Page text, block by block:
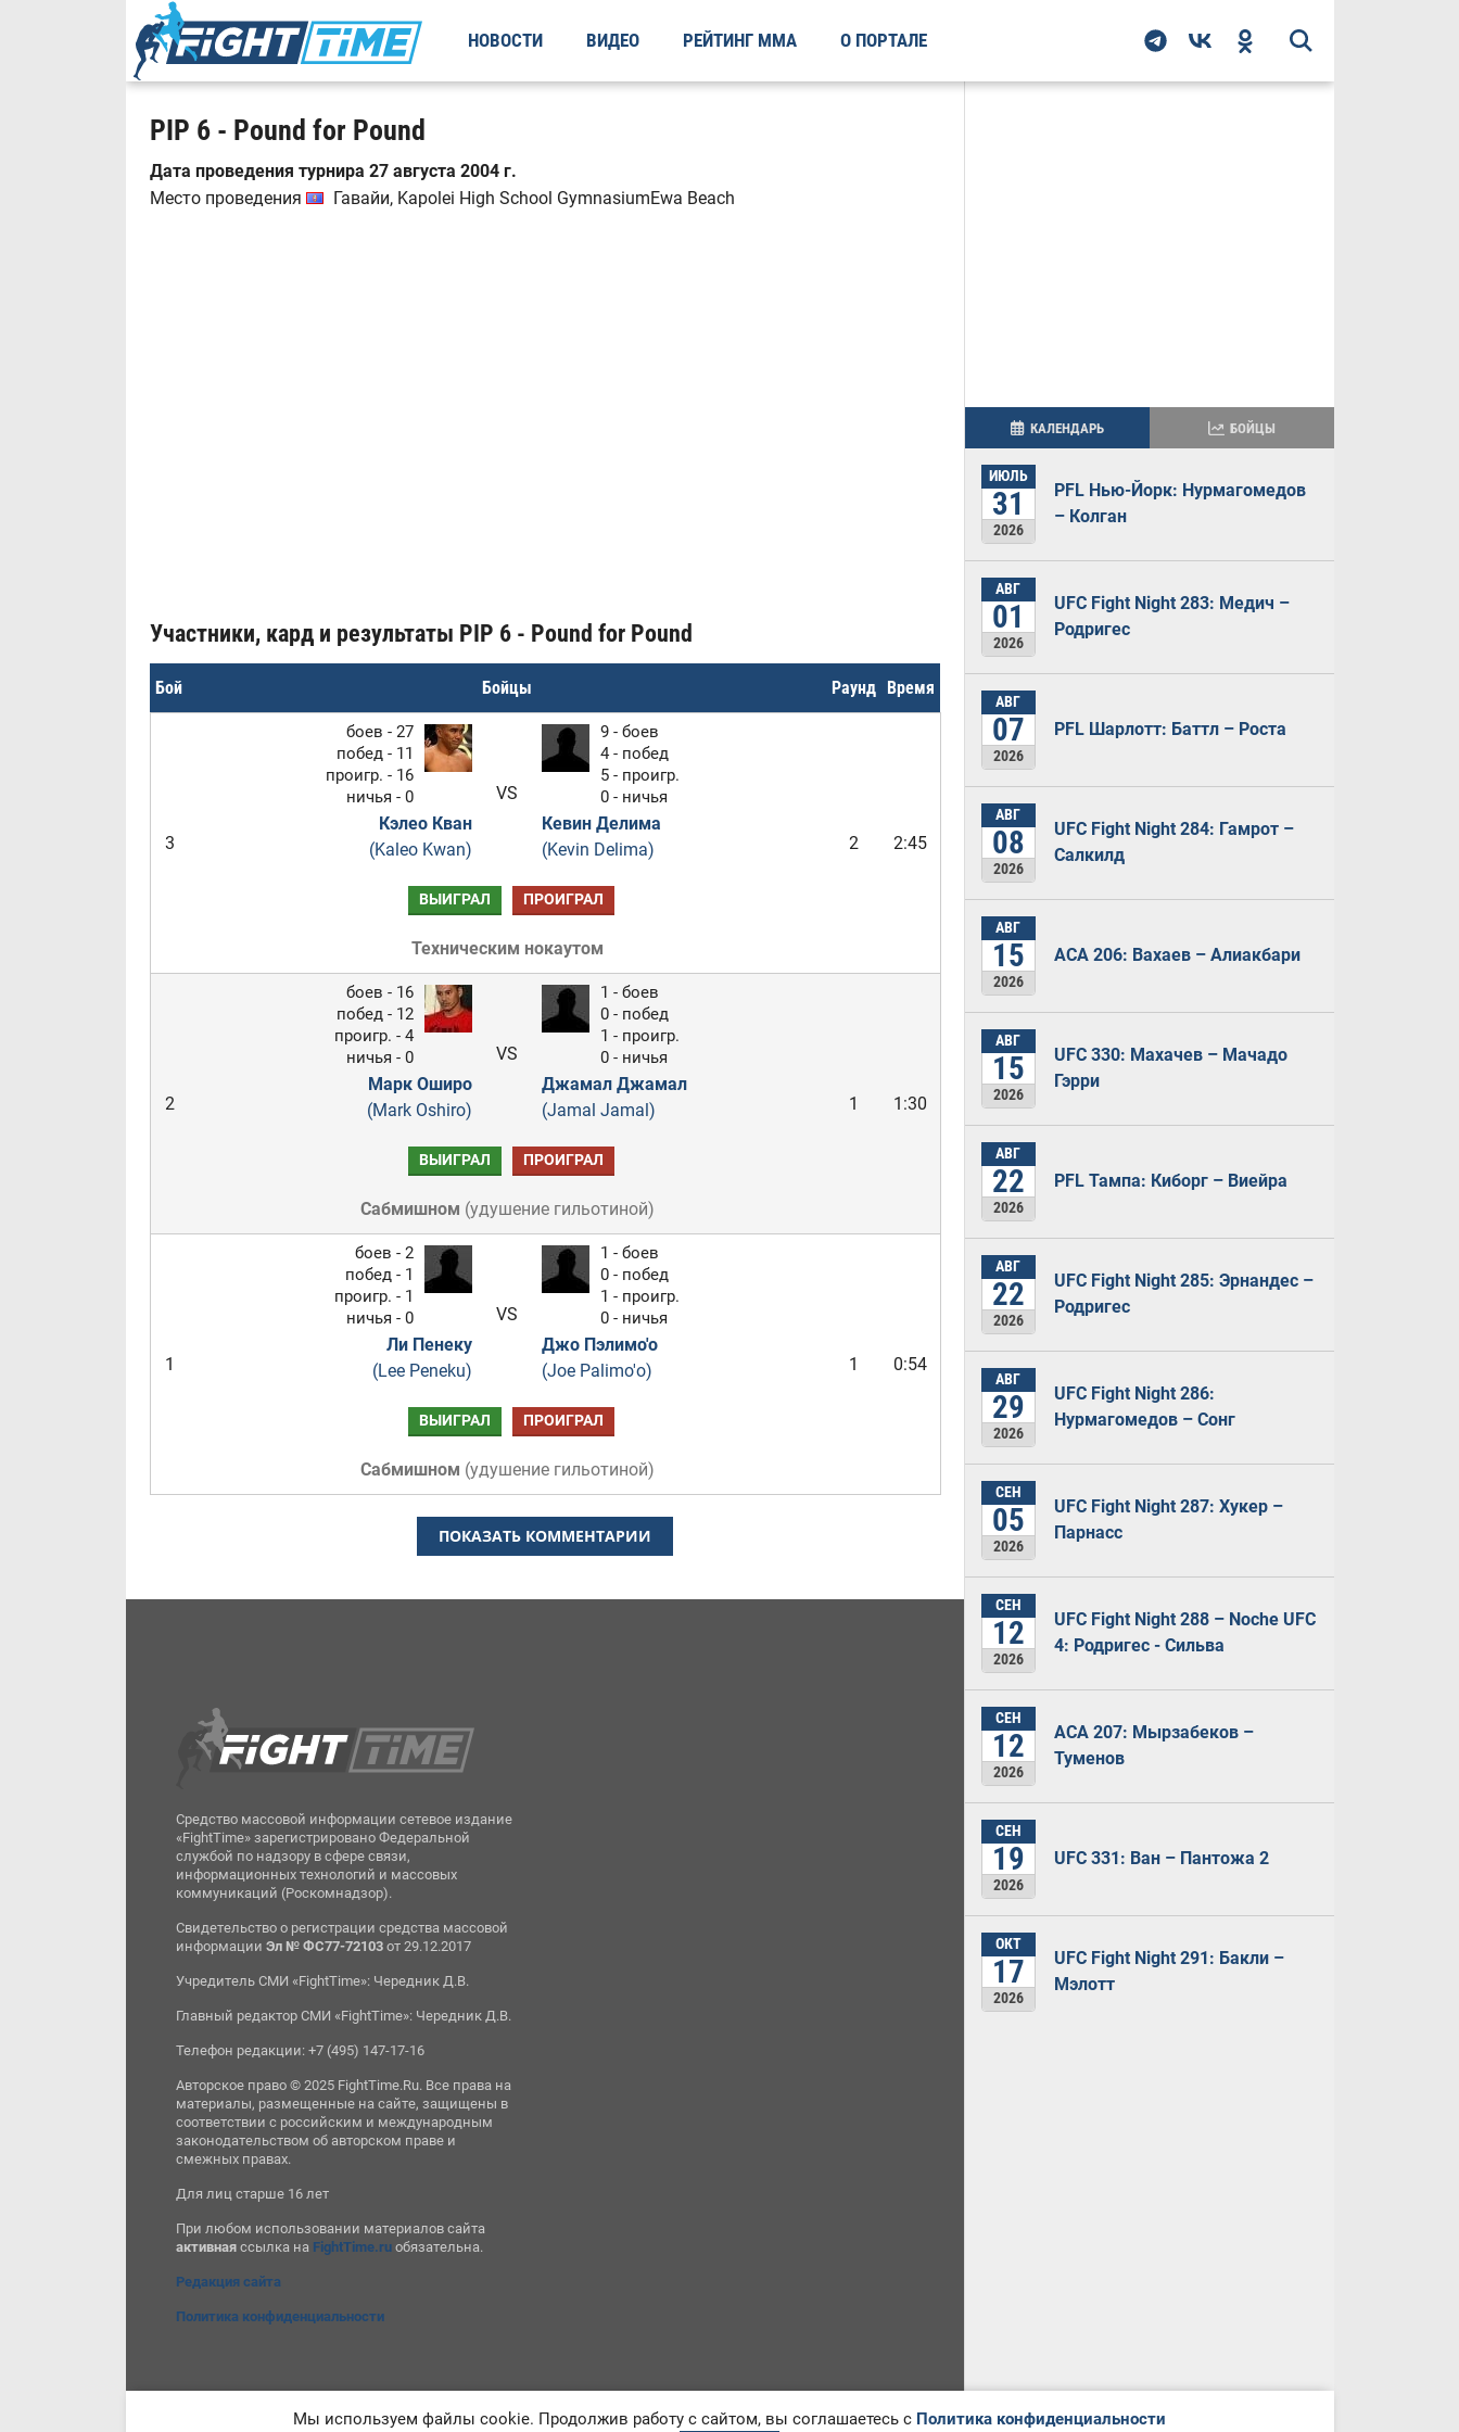
НОВОСТИ ВИДЕО РЕЙТИНГ ММА О ПОРТАЛЕ
PIP 6 - Pound for Pound
Дата проведения турнира 27 августа 2004 г.
Место проведения
Гавайи, Kapolei High School GymnasiumEwa Beach
Участники, кард и результаты PIP 6 - Pound for Pound
Бой Бойцы Раунд Время
3
боев - 27
побед - 11
проигр. - 16
ничья - 0
Кэлео Кван
(Kaleo Kwan)
VS
9 - боев
4 - побед
5 - проигр.
0 - ничья
Кевин Делима
(Kevin Delima)
2 2:45
ВЫИГРАЛ ПРОИГРАЛ
Техническим нокаутом
2
боев - 16
побед - 12
проигр. - 4
ничья - 0
Марк Оширо
(Mark Oshiro)
VS
1 - боев
0 - побед
1 - проигр.
0 - ничья
Джамал Джамал
(Jamal Jamal)
1 1:30
ВЫИГРАЛ ПРОИГРАЛ
Сабмишном (удушение гильотиной)
1
боев - 2
побед - 1
проигр. - 1
ничья - 0
Ли Пенеку
(Lee Peneku)
VS
1 - боев
0 - побед
1 - проигр.
0 - ничья
Джо Пэлимо'о
(Joe Palimo'o)
1 0:54
ВЫИГРАЛ ПРОИГРАЛ
Сабмишном (удушение гильотиной)
ПОКАЗАТЬ КОММЕНТАРИИ
КАЛЕНДАРЬ БОЙЦЫ
ИЮЛЬ
31
2026
PFL Нью-Йорк: Нурмагомедов
– Колган
АВГ
01
2026
UFC Fight Night 283: Медич –
Родригес
АВГ
07
2026
PFL Шарлотт: Баттл – Роста
АВГ
08
2026
UFC Fight Night 284: Гамрот –
Салкилд
АВГ
15
2026
ACA 206: Вахаев – Алиакбари
АВГ
15
2026
UFC 330: Махачев – Мачадо
Гэрри
АВГ
22
2026
PFL Тампа: Киборг – Виейра
АВГ
22
2026
UFC Fight Night 285: Эрнандес –
Родригес
АВГ
29
2026
UFC Fight Night 286:
Нурмагомедов – Сонг
СЕН
05
2026
UFC Fight Night 287: Хукер –
Парнасс
СЕН
12
2026
UFC Fight Night 288 – Noche UFC
4: Родригес - Сильва
СЕН
12
2026
ACA 207: Мырзабеков –
Туменов
СЕН
19
2026
UFC 331: Ван – Пантожа 2
ОКТ
17
2026
UFC Fight Night 291: Бакли –
Мэлотт
Средство массовой информации сетевое издание
«FightTime» зарегистрировано Федеральной
службой по надзору в сфере связи,
информационных технологий и массовых
коммуникаций (Роскомнадзор).
Свидетельство о регистрации средства массовой
информацииЭл № ФС77-72103 от 29.12.2017
Учредитель СМИ «FightTime»: Чередник Д.В.
Главный редактор СМИ «FightTime»: Чередник Д.В.
Телефон редакции: +7 (495) 147-17-16
Авторское право © 2025 FightTime.Ru. Все права на
материалы, размещенные на сайте, защищены в
соответствии с российским и международным
законодательством об авторском праве и
смежных правах.
Для лиц старше 16 лет
При любом использовании материалов сайта
активная ссылка на FightTime.ru обязательна.
Редакция сайта
Политика конфиденциальности
Мы используем файлы cookie. Продолжив работу с сайтом, вы соглашаетесь с Политика конфиденциальности